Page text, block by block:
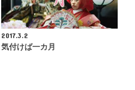
2017.3.2
気付けば一カ月